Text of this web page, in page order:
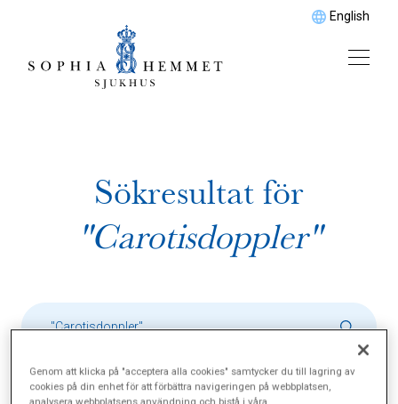
English
Sökresultat för
"Carotisdoppler"
Genom att klicka på "acceptera alla cookies" samtycker du till lagring av
cookies på din enhet för att förbättra navigeringen på webbplatsen,